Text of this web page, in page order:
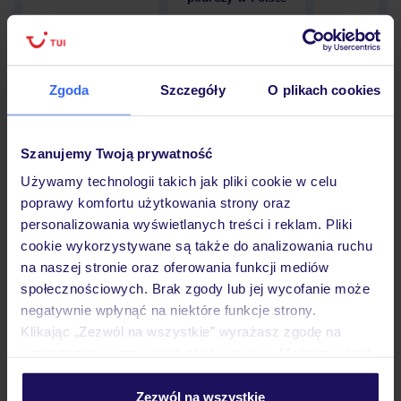
Zgoda Szczegóły O plikach cookies
Szanujemy Twoją prywatność
Używamy technologii takich jak pliki cookie w celu
poprawy komfortu użytkowania strony oraz
personalizowania wyświetlanych treści i reklam. Pliki
cookie wykorzystywane są także do analizowania ruchu
na naszej stronie oraz oferowania funkcji mediów
społecznościowych. Brak zgody lub jej wycofanie może
negatywnie wpłynąć na niektóre funkcje strony.
Klikając „Zezwól na wszystkie” wyrażasz zgodę na
personalizować swój wybór wchodząc w zakładkę
Zezwól na wszystkie
Hotel
Opinie
Pokoje
Wyżywienie
Atrakcje